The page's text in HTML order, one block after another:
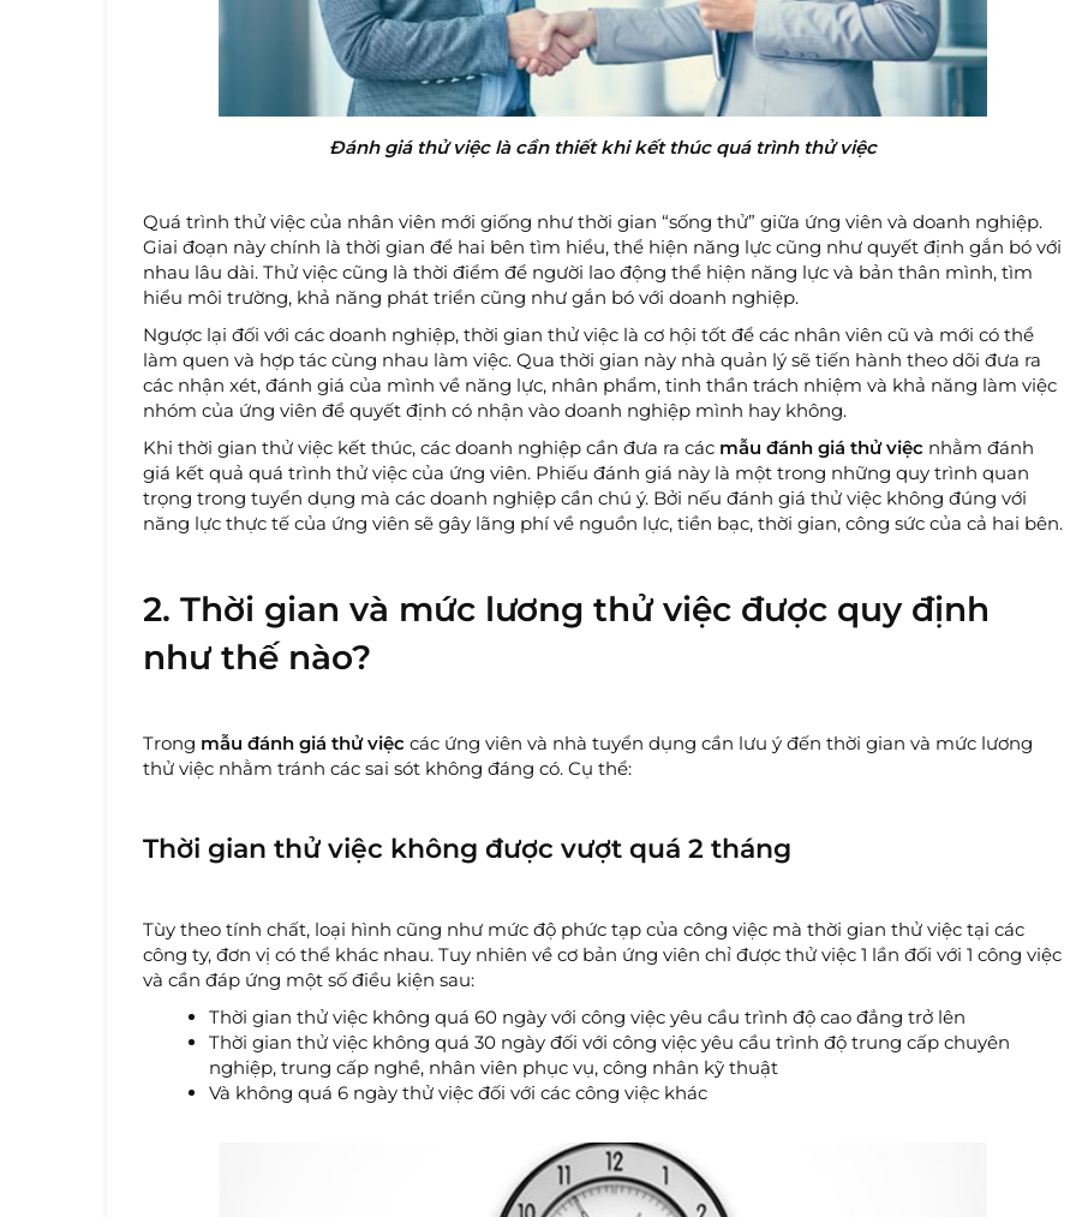
Đánh giá thử việc là cần thiết khi kết thúc quá trình thử việc
Quá trình thử việc của nhân viên mới giống như thời gian “sống thử” giữa ứng viên và doanh nghiệp.
Giai đoạn này chính là thời gian để hai bên tìm hiểu, thể hiện năng lực cũng như quyết định gắn bó với
nhau lâu dài. Thử việc cũng là thời điểm để người lao động thể hiện năng lực và bản thân mình, tìm
hiểu môi trường, khả năng phát triển cũng như gắn bó với doanh nghiệp.
Ngược lại đối với các doanh nghiệp, thời gian thử việc là cơ hội tốt để các nhân viên cũ và mới có thể
làm quen và hợp tác cùng nhau làm việc. Qua thời gian này nhà quản lý sẽ tiến hành theo dõi đưa ra
các nhận xét, đánh giá của mình về năng lực, nhân phẩm, tinh thần trách nhiệm và khả năng làm việc
nhóm của ứng viên để quyết định có nhận vào doanh nghiệp mình hay không.
Khi thời gian thử việc kết thúc, các doanh nghiệp cần đưa ra các mẫu đánh giá thử việcnhằm đánh
giá kết quả quá trình thử việc của ứng viên. Phiếu đánh giá này là một trong những quy trình quan
trọng trong tuyển dụng mà các doanh nghiệp cần chú ý. Bởi nếu đánh giá thử việc không đúng với
năng lực thực tế của ứng viên sẽ gây lãng phí về nguồn lực, tiền bạc, thời gian, công sức của cả hai bên.
2. Thời gian và mức lương thử việc được quy định
như thế nào?
Trong mẫu đánh giá thử việccác ứng viên và nhà tuyển dụng cần lưu ý đến thời gian và mức lương
thử việc nhằm tránh các sai sót không đáng có. Cụ thể:
Thời gian thử việc không được vượt quá 2 tháng
Tùy theo tính chất, loại hình cũng như mức độ phức tạp của công việc mà thời gian thử việc tại các
công ty, đơn vị có thể khác nhau. Tuy nhiên về cơ bản ứng viên chỉ được thử việc 1 lần đối với 1 công việc
và cần đáp ứng một số điều kiện sau:
Thời gian thử việc không quá 60 ngày với công việc yêu cầu trình độ cao đẳng trở lên
Thời gian thử việc không quá 30 ngày đối với công việc yêu cầu trình độ trung cấp chuyên
nghiệp, trung cấp nghề, nhân viên phục vụ, công nhân kỹ thuật
Và không quá 6 ngày thử việc đối với các công việc khác